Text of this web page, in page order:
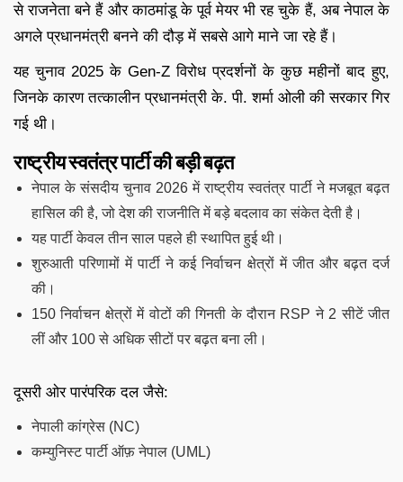
से राजनेता बने हैं और काठमांडू के पूर्व मेयर भी रह चुके हैं, अब नेपाल के
अगले प्रधानमंत्री बनने की दौड़ में सबसे आगे माने जा रहे हैं।
यह चुनाव 2025 के Gen-Z विरोध प्रदर्शनों के कुछ महीनों बाद हुए,
जिनके कारण तत्कालीन प्रधानमंत्री के. पी. शर्मा ओली की सरकार गिर
गई थी।
राष्ट्रीय स्वतंत्र पार्टी की बड़ी बढ़त
नेपाल के संसदीय चुनाव 2026 में राष्ट्रीय स्वतंत्र पार्टी ने मजबूत बढ़त
हासिल की है, जो देश की राजनीति में बड़े बदलाव का संकेत देती है।
यह पार्टी केवल तीन साल पहले ही स्थापित हुई थी।
शुरुआती परिणामों में पार्टी ने कई निर्वाचन क्षेत्रों में जीत और बढ़त दर्ज
की।
150 निर्वाचन क्षेत्रों में वोटों की गिनती के दौरान RSP ने 2 सीटें जीत
लीं और 100 से अधिक सीटों पर बढ़त बना ली।
दूसरी ओर पारंपरिक दल जैसे:
नेपाली कांग्रेस (NC)
कम्युनिस्ट पार्टी ऑफ़ नेपाल (UML)